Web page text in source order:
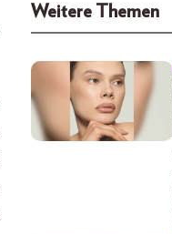
Weitere Themen